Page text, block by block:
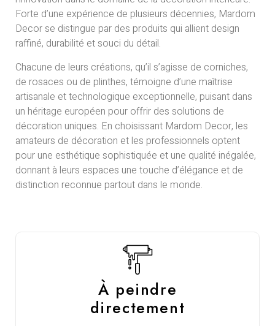
Forte d’une expérience de plusieurs décennies, Mardom
Decor se distingue par des produits qui allient design
raffiné, durabilité et souci du détail.
Chacune de leurs créations, qu’il s’agisse de corniches,
de rosaces ou de plinthes, témoigne d’une maîtrise
artisanale et technologique exceptionnelle, puisant dans
un héritage européen pour offrir des solutions de
décoration uniques. En choisissant Mardom Decor, les
amateurs de décoration et les professionnels optent
pour une esthétique sophistiquée et une qualité inégalée,
donnant à leurs espaces une touche d’élégance et de
distinction reconnue partout dans le monde.
À peindre
directement